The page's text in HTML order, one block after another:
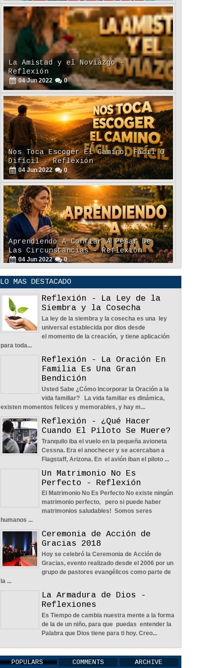
La Amistad y el Noviazgo -
Reflexión
04 Jun 2022
Nos Toca Escoger El Camino, Fácil O
Difícil - Reflexión
04 Jun 2022 0
Aprendiendo A Confiar A Pesar De
Las Circunstancias - Reflexión
04 Jun 2022 0
En Busca De La Pareja Adecuada -
Reflexión
2022 0
Una Familia Unida Es Importante -
Reflexión
12 May 2026 0
Una Pareja Que Ora Unida. -
Reflexión
12
Tiempo, Lealtad y Honestidad -
Reflexión
2026 0
LO MAS DESTACADO
Reflexión - La Ley de la
Siembra y la Cosecha
La ley de la siembra y la cosecha es una ley
universal establecida por dios desde
el momento de la creación, y tiene aplicación
para toda...
Reflexión - La Oración En
Familia Es Una Gran
Bendición
Usted Sabe ¿Cómo Incorporar la Oración a la
vida familiar? La vida familiar es dinámica,
existen momentos felices y memorables, y hay m...
Reflexión - ¿Qué Hacer
Cuando El Piloto Se Muere?
Tranquilo iba el vuelo en la pequeña avioneta
Cessna. Era el anochecer y se acercaban a
Flagstaff, Arizona. En el avión iban el piloto ...
Un Matrimonio No Es
Perfecto - Reflexión
El Matrimonio No Es Perfecto No existe ningún
matrimonio perfecto, pero si puede haber
matrimonios saludables! Somos seres
humanos ...
Ceremonia de Acción de
Gracias 2018
Hoy se celebró la Ceremonia de Acción de
Gracias, evento realizado desde el 2006 por un
grupo de pastores evangélicos como parte de
la ...
La Armadura de Dios -
Reflexiones
Es Tiempo de cambia nuestra mente a la forma
de la de un niño, para que puedas entender la
Palabra que Dios tiene para ti hoy. Creo...
POPULARS COMMENTS ARCHIVE